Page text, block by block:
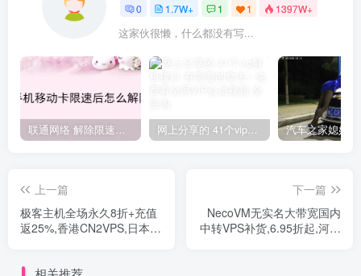
0 1.7W+ 1 1 1397W+
这家伙很懒，什么都没有写...
联通网络 解除限速方法参考！畅享、畅玩、老白干等及其它地区自测了 网上分享的 41个vip解析接口 有需要的拿去~ 免费看全网VIP会员视频
上一篇
极客主机全场永久8折+充值
返25%,香港CN2VPS,日本软
下一篇
NecoVM无实名大带宽国内
中转VPS补货,6.95折起,河南